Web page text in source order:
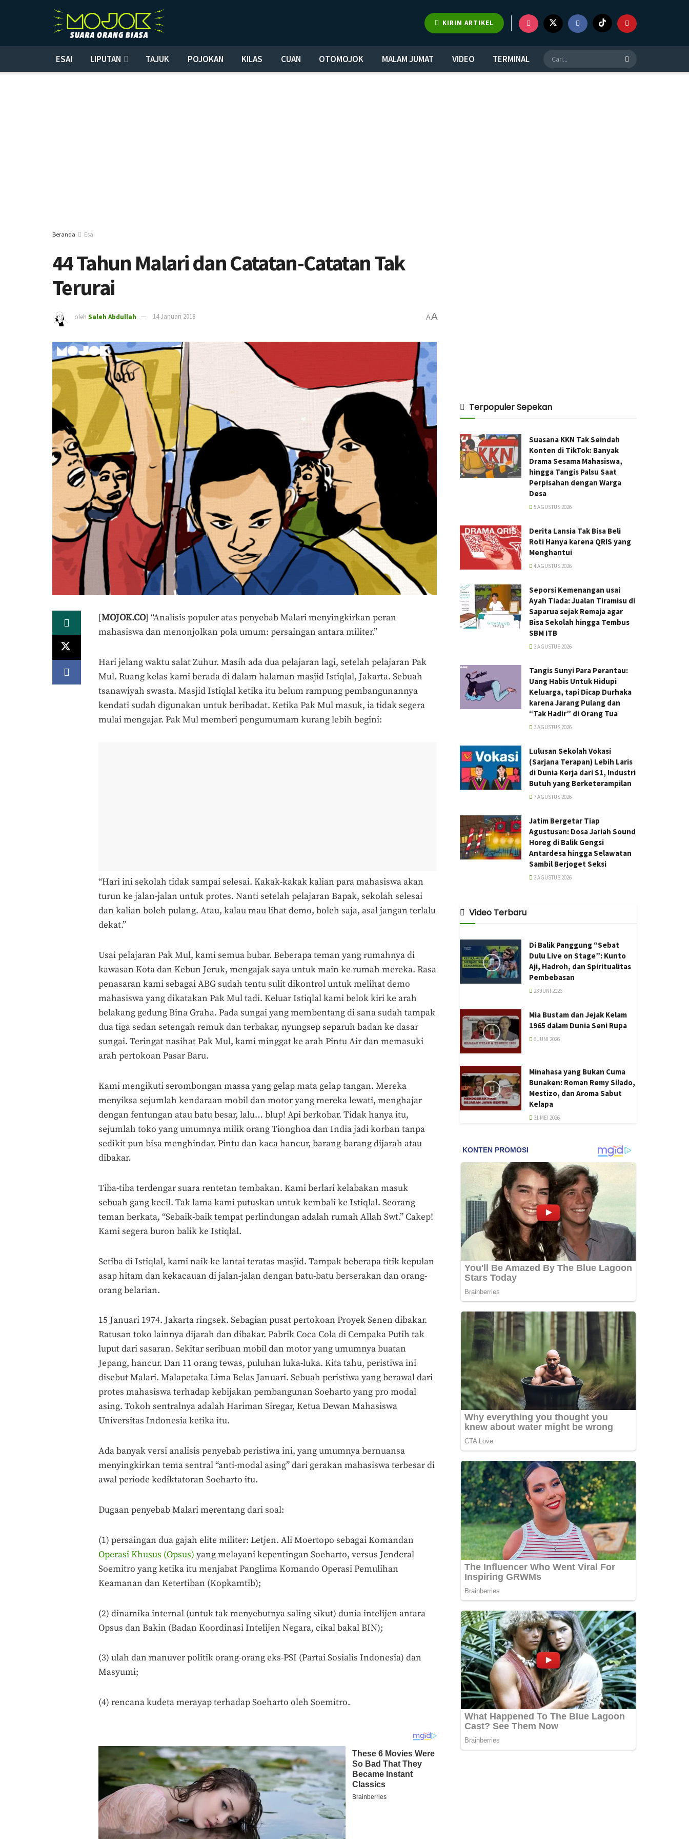
KIRIM ARTIKEL
ESAI LIPUTAN TAJUK POJOKAN KILAS CUAN OTOMOJOK MALAM JUMAT VIDEO TERMINAL
Beranda Esai
44 Tahun Malari dan Catatan-Catatan Tak
Terurai
oleh Saleh Abdullah 14 Januari 2018 AA
[MOJOK.CO] “Analisis populer atas penyebab Malari menyingkirkan peran
mahasiswa dan menonjolkan pola umum: persaingan antara militer.”
Hari jelang waktu salat Zuhur. Masih ada dua pelajaran lagi, setelah pelajaran Pak
Mul. Ruang kelas kami berada di dalam halaman masjid Istiqlal, Jakarta. Sebuah
tsanawiyah swasta. Masjid Istiqlal ketika itu belum rampung pembangunannya
kendati sudah digunakan untuk beribadat. Ketika Pak Mul masuk, ia tidak segera
mulai mengajar. Pak Mul memberi pengumumam kurang lebih begini:
“Hari ini sekolah tidak sampai selesai. Kakak-kakak kalian para mahasiswa akan
turun ke jalan-jalan untuk protes. Nanti setelah pelajaran Bapak, sekolah selesai
dan kalian boleh pulang. Atau, kalau mau lihat demo, boleh saja, asal jangan terlalu
dekat.”
Usai pelajaran Pak Mul, kami semua bubar. Beberapa teman yang rumahnya di
kawasan Kota dan Kebun Jeruk, mengajak saya untuk main ke rumah mereka. Rasa
penasaran kami sebagai ABG sudah tentu sulit dikontrol untuk melihat demo
mahasiswa yang dikatakan Pak Mul tadi. Keluar Istiqlal kami belok kiri ke arah
belakang gedung Bina Graha. Pada sungai yang membentang di sana sudah tampak
dua tiga sedan setengah remuk dan terbakar, nyungsep separuh badan ke dasar
sungai. Teringat nasihat Pak Mul, kami minggat ke arah Pintu Air dan memasuki
arah pertokoan Pasar Baru.
Kami mengikuti serombongan massa yang gelap mata gelap tangan. Mereka
menyiksa sejumlah kendaraan mobil dan motor yang mereka lewati, menghajar
dengan fentungan atau batu besar, lalu… blup! Api berkobar. Tidak hanya itu,
sejumlah toko yang umumnya milik orang Tionghoa dan India jadi korban tanpa
sedikit pun bisa menghindar. Pintu dan kaca hancur, barang-barang dijarah atau
dibakar.
Tiba-tiba terdengar suara rentetan tembakan. Kami berlari kelabakan masuk
sebuah gang kecil. Tak lama kami putuskan untuk kembali ke Istiqlal. Seorang
teman berkata, “Sebaik-baik tempat perlindungan adalah rumah Allah Swt.” Cakep!
Kami segera buron balik ke Istiqlal.
Setiba di Istiqlal, kami naik ke lantai teratas masjid. Tampak beberapa titik kepulan
asap hitam dan kekacauan di jalan-jalan dengan batu-batu berserakan dan orang-
orang belarian.
15 Januari 1974. Jakarta ringsek. Sebagian pusat pertokoan Proyek Senen dibakar.
Ratusan toko lainnya dijarah dan dibakar. Pabrik Coca Cola di Cempaka Putih tak
luput dari sasaran. Sekitar seribuan mobil dan motor yang umumnya buatan
Jepang, hancur. Dan 11 orang tewas, puluhan luka-luka. Kita tahu, peristiwa ini
disebut Malari. Malapetaka Lima Belas Januari. Sebuah peristiwa yang berawal dari
protes mahasiswa terhadap kebijakan pembangunan Soeharto yang pro modal
asing. Tokoh sentralnya adalah Hariman Siregar, Ketua Dewan Mahasiswa
Universitas Indonesia ketika itu.
Ada banyak versi analisis penyebab peristiwa ini, yang umumnya bernuansa
menyingkirkan tema sentral “anti-modal asing” dari gerakan mahasiswa terbesar di
awal periode kediktatoran Soeharto itu.
Dugaan penyebab Malari merentang dari soal:
(1) persaingan dua gajah elite militer: Letjen. Ali Moertopo sebagai Komandan
Operasi Khusus (Opsus) yang melayani kepentingan Soeharto, versus Jenderal
Soemitro yang ketika itu menjabat Panglima Komando Operasi Pemulihan
Keamanan dan Ketertiban (Kopkamtib);
(2) dinamika internal (untuk tak menyebutnya saling sikut) dunia intelijen antara
Opsus dan Bakin (Badan Koordinasi Intelijen Negara, cikal bakal BIN);
(3) ulah dan manuver politik orang-orang eks-PSI (Partai Sosialis Indonesia) dan
Masyumi;
(4) rencana kudeta merayap terhadap Soeharto oleh Soemitro.
Terpopuler Sepekan
Suasana KKN Tak Seindah
Konten di TikTok: Banyak
Drama Sesama Mahasiswa,
hingga Tangis Palsu Saat
Perpisahan dengan Warga
Desa
5 AGUSTUS 2026
Derita Lansia Tak Bisa Beli
Roti Hanya karena QRIS yang
Menghantui
4 AGUSTUS 2026
Seporsi Kemenangan usai
Ayah Tiada: Jualan Tiramisu di
Saparua sejak Remaja agar
Bisa Sekolah hingga Tembus
SBM ITB
3 AGUSTUS 2026
Tangis Sunyi Para Perantau:
Uang Habis Untuk Hidupi
Keluarga, tapi Dicap Durhaka
karena Jarang Pulang dan
“Tak Hadir” di Orang Tua
3 AGUSTUS 2026
Lulusan Sekolah Vokasi
(Sarjana Terapan) Lebih Laris
di Dunia Kerja dari S1, Industri
Butuh yang Berketerampilan
7 AGUSTUS 2026
Jatim Bergetar Tiap
Agustusan: Dosa Jariah Sound
Horeg di Balik Gengsi
Antardesa hingga Selawatan
Sambil Berjoget Seksi
3 AGUSTUS 2026
Video Terbaru
Di Balik Panggung “Sebat
Dulu Live on Stage”: Kunto
Aji, Hadroh, dan Spiritualitas
Pembebasan
23 JUNI 2026
Mia Bustam dan Jejak Kelam
1965 dalam Dunia Seni Rupa
6 JUNI 2026
Minahasa yang Bukan Cuma
Bunaken: Roman Remy Silado,
Mestizo, dan Aroma Sabut
Kelapa
31 MEI 2026